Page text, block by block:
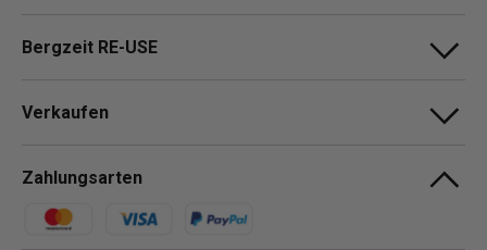
Bergzeit RE-USE
Verkaufen
Zahlungsarten
Zahlungsmethoden